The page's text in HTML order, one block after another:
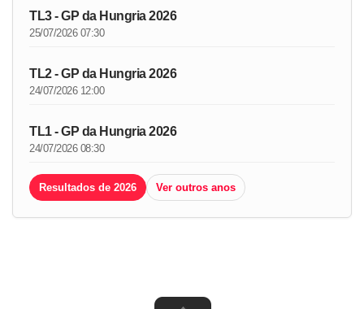
TL3 - GP da Hungria 2026
25/07/2026 07:30
TL2 - GP da Hungria 2026
24/07/2026 12:00
TL1 - GP da Hungria 2026
24/07/2026 08:30
Resultados de 2026 Ver outros anos